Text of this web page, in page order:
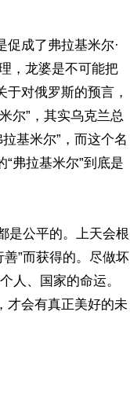
成了弗拉基米尔·
，龙婆是不可能把
对俄罗斯的预言，
尔”，其实乌克兰总
基米尔”，而这个名
弗拉基米尔”到底是
是公平的。上天会根
善”而获得的。尽做坏
人、国家的命运。
才会有真正美好的未